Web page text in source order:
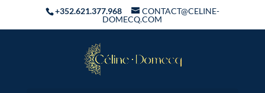
+352.621.377.968
CONTACT@CELINE-
DOMECQ.COM